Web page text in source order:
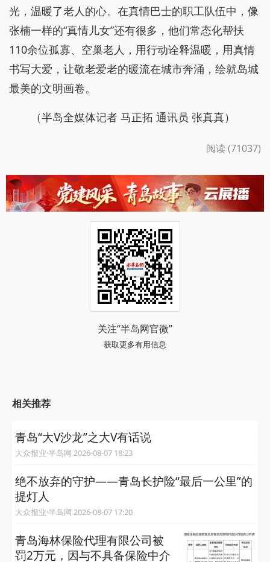
光，温暖了老人的心。在真情巴士的职工队伍中，像
张楠一样的“真情儿女”还有很多，他们常态化帮扶
110余位孤寡、空巢老人，用行动诠释温暖，用真情
书写大爱，让敬老爱老的暖流在城市奔涌，绘就岛城
最美的文明画卷。
（半岛全媒体记者 马正拓 通讯员 张真真）
阅读 (71037)
关注“半岛网官微”
获取更多有用信息
相关推荐
青岛“大V沙龙”之大V有话说
大众报业·半岛网 2026-08-07 18:23
绝不放弃的守护——青岛长护险“最后一公里”的
提灯人
大众报业·半岛网 2026-08-07 17:20
青岛海林保险代理有限公司被
罚2万元，因与不具备保险中介